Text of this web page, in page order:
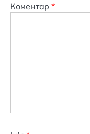
Коментар *